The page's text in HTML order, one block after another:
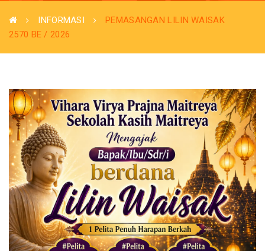
INFORMASI
PEMASANGAN LILIN WAISAK
2570 BE / 2026